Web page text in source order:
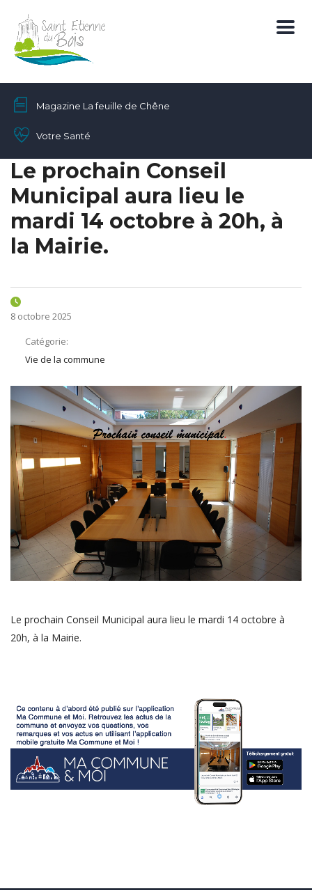
Magazine La feuille de Chêne
Votre Santé
Le prochain Conseil
Municipal aura lieu le
mardi 14 octobre à 20h, à
la Mairie.
8 octobre 2025
Catégorie:
Vie de la commune
Le prochain Conseil Municipal aura lieu le mardi 14 octobre à
20h, à la Mairie.